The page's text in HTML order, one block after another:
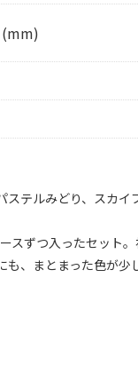
ステルみどり、スカ
スずつ入ったセット
、まとまった色が少